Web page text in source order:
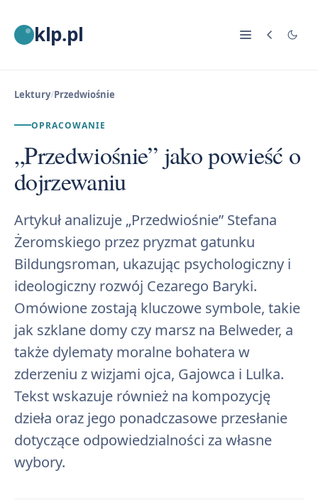
klp.pl
Lektury/Przedwiośnie
OPRACOWANIE
„Przedwiośnie” jako powieść o
dojrzewaniu
Artykuł analizuje „Przedwiośnie” Stefana
Żeromskiego przez pryzmat gatunku
Bildungsroman, ukazując psychologiczny i
ideologiczny rozwój Cezarego Baryki.
Omówione zostają kluczowe symbole, takie
jak szklane domy czy marsz na Belweder, a
także dylematy moralne bohatera w
zderzeniu z wizjami ojca, Gajowca i Lulka.
Tekst wskazuje również na kompozycję
dzieła oraz jego ponadczasowe przesłanie
dotyczące odpowiedzialności za własne
wybory.